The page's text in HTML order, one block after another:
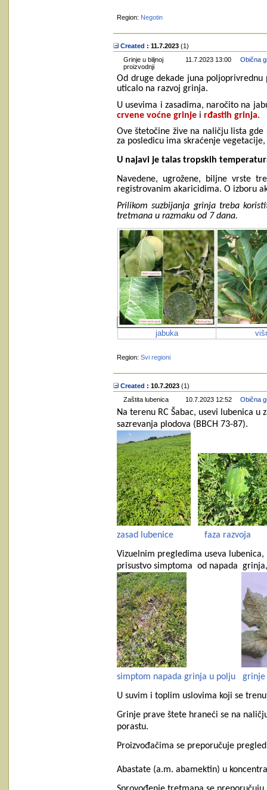
Region: Negotin
Created : 11.7.2023 ‎(1)
Grinje u biljnoj
proizvodnji
11.7.2023 13:00 Obična
Od druge dekade juna
uticalo na razvoj grinja.
U usevima i zasadima, naročito na
crvene voćne grinje i rđastih grinja.
Ove štetočine žive na naličju lista
za posledicu ima skraćenje
U najavi je talas tropskih
Navedene, ugrožene, biljne vrste
registrovanim akaricidima. O izboru
Prilikom suzbijanja grinja treba
tretmana u razmaku od 7 dana.
jabuka
Region: Svi regioni
Created : 10.7.2023 ‎(1)
Zaštita lubenica
10.7.2023 12:52 Obična
Na terenu RC Šabac, usevi lubenica
sazrevanja plodova (BBCH 73-87).
zasad lubenice
faza razvoja
Vizuelnim pregledima useva
prisustvo simptoma od napada
simptom napada grinja u polju
grinje
U suvim i toplim uslovima koji se
Grinje prave štete hraneći se na
porastu.
Proizvođačima se preporučuje
Abastate (a.m. abamektin) u